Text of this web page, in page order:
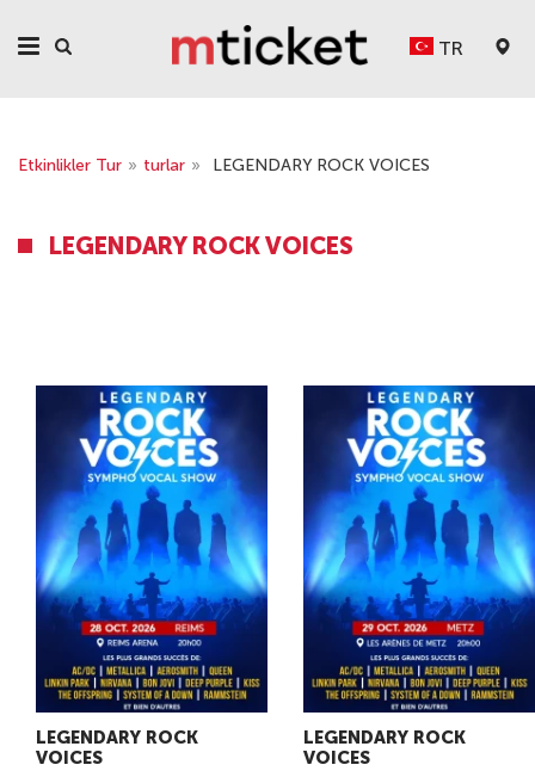
TR
Etkinlikler Tur » turlar » LEGENDARY ROCK VOICES
LEGENDARY ROCK VOICES
LEGENDARY ROCK
VOICES
LEGENDARY ROCK
VOICES